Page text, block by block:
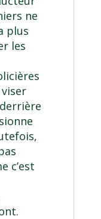
ne
plus
les
c’est